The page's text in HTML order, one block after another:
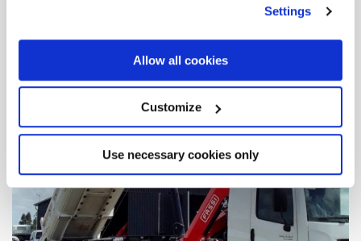
Settings
Allow all cookies
Customize
Use necessary cookies only
Realizzazioni